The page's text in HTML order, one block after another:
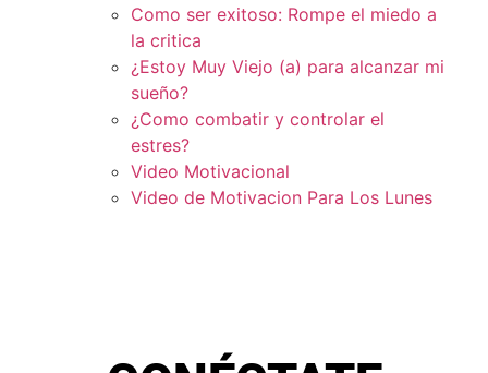
Como ser exitoso: Rompe el miedo a
la critica
¿Estoy Muy Viejo (a) para alcanzar mi
sueño?
¿Como combatir y controlar el
estres?
Video Motivacional
Video de Motivacion Para Los Lunes